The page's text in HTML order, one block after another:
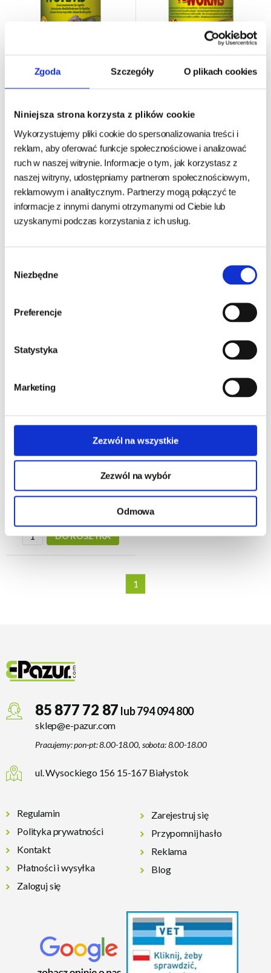
Zgoda Szczegóły O plikach cookies
Niniejsza strona korzysta z plików cookie
Wykorzystujemy pliki cookie do spersonalizowania treści i
reklam, aby oferować funkcje społecznościowe i analizować
ruch w naszej witrynie. Informacje o tym, jak korzystasz z
naszej witryny, udostępniamy partnerom społecznościowym,
reklamowym i analitycznym. Partnerzy mogą połączyć te
informacje z innymi danymi otrzymanymi od Ciebie lub
uzyskanymi podczas korzystania z ich usług.
zgody
Niezbędne
Preferencje
Statystyka
Marketing
Zezwól na wszystkie
Zezwól na wybór
Odmowa
24h - cała Polska- towar na magazynie
15,90 zł
530,00 zł/kg
DO KOSZYKA
produkt wyprzedany- oczekiwanie
16,80 zł 11,97 zł
BRAK
250ML/75G
- towar na magazynie
13,45 zł
DO KOSZYKA
1
85 877 72 87 lub 794 094 800
sklep@e-pazur.com
Pracujemy: pon-pt: 8.00-18.00, sobota: 8.00-18.00
ul. Wysockiego 156 15-167 Białystok
Regulamin
Polityka prywatności
Kontakt
Płatności i wysyłka
Zaloguj się
Zarejestruj się
Przypomnij hasło
Reklama
Blog